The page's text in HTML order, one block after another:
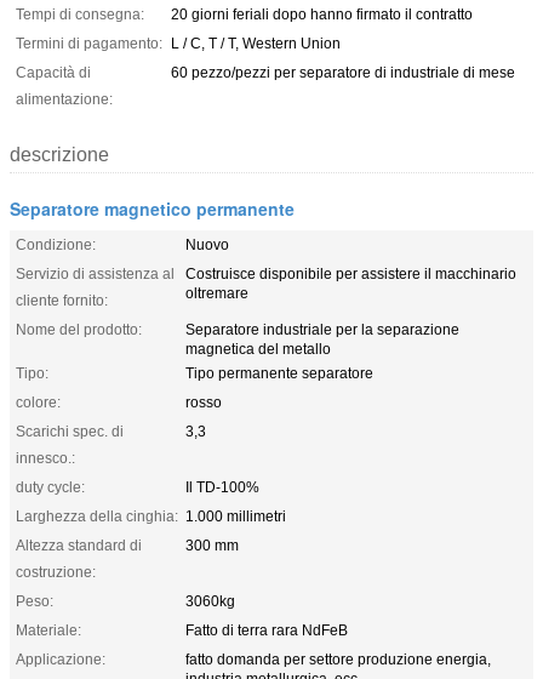
Tempi di consegna:
20 giorni feriali dopo hanno firmato il contratto
Termini di pagamento: L / C, T / T, Western Union
Capacità di
alimentazione:
60 pezzo/pezzi per separatore di industriale di mese
descrizione
Separatore magnetico permanente
Condizione:
Nuovo
Servizio di assistenza al
cliente fornito:
Costruisce disponibile per assistere il macchinario
oltremare
Nome del prodotto:
Separatore industriale per la separazione
magnetica del metallo
Tipo:
Tipo permanente separatore
colore:
rosso
Scarichi spec. di
innesco.:
3,3
duty cycle:
Il TD-100%
Larghezza della cinghia: 1.000 millimetri
Altezza standard di
costruzione:
300 mm
Peso:
3060kg
Materiale:
Fatto di terra rara NdFeB
Applicazione:
fatto domanda per settore produzione energia,